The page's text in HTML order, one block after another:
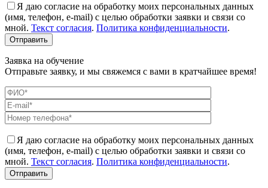
Я даю согласие на обработку моих персональных данных
(имя, телефон, e-mail) с целью обработки заявки и связи со
мной. Текст согласия. Политика конфиденциальности.
Заявка на обучение
Отправьте заявку, и мы свяжемся с вами в кратчайшее время!
Я даю согласие на обработку моих персональных данных
(имя, телефон, e-mail) с целью обработки заявки и связи со
мной. Текст согласия. Политика конфиденциальности.